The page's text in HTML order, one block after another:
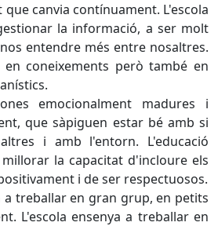
canvia contínuament. L'escola
la informació, a ser molt
entendre més entre nosaltres.
en coneixements però també en
emocionalment madures i
que sàpiguen estar bé amb si
i amb l'entorn. L'educació
la capacitat d'incloure els
i de ser respectuosos.
a treballar en gran grup, en petits
L'escola ensenya a treballar en